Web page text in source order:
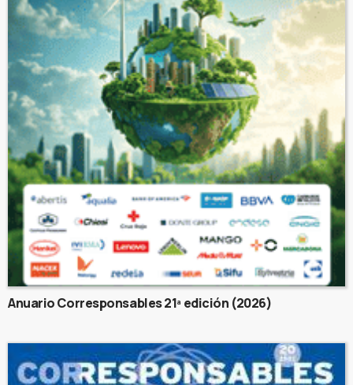
Anuario Corresponsables 21ª edición (2026)